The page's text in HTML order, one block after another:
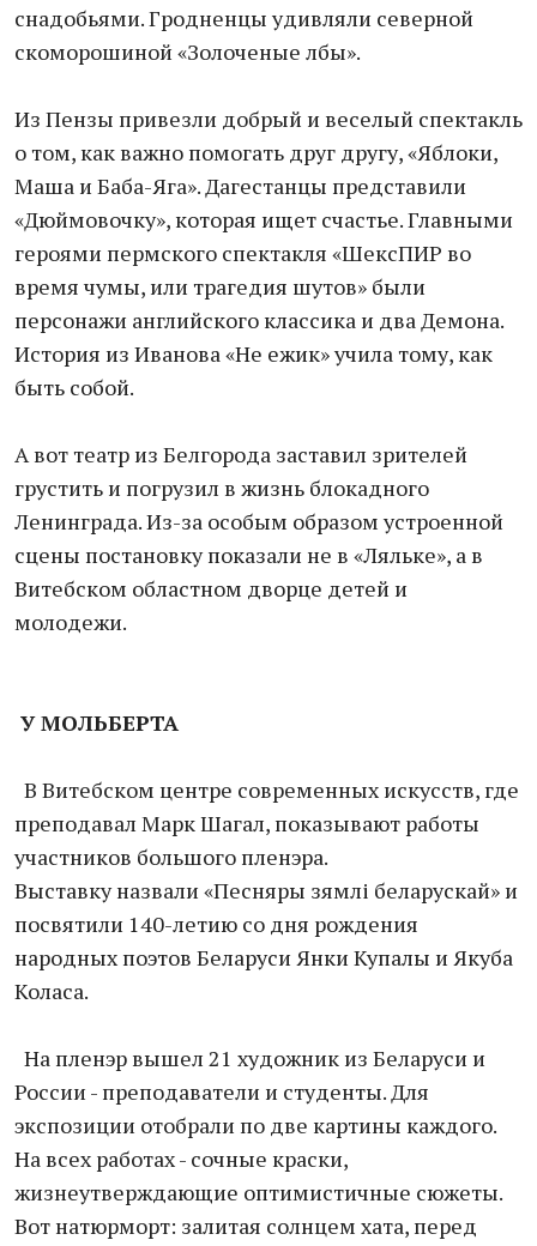
снадобьями. Гродненцы удивляли северной
скоморошиной «Золоченые лбы».
Из Пензы привезли добрый и веселый спектакль
о том, как важно помогать друг другу, «Яблоки,
Маша и Баба-Яга». Дагестанцы представили
«Дюймовочку», которая ищет счастье. Главными
героями пермского спектакля «ШексПИР во
время чумы, или трагедия шутов» были
персонажи английского классика и два Демона.
История из Иванова «Не ежик» учила тому, как
быть собой.
А вот театр из Белгорода заставил зрителей
грустить и погрузил в жизнь блокадного
Ленинграда. Из-за особым образом устроенной
сцены постановку показали не в «Ляльке», а в
Витебском областном дворце детей и
молодежи.
У МОЛЬБЕРТА
В Витебском центре современных искусств, где
преподавал Марк Шагал, показывают работы
участников большого пленэра.
Выставку назвали «Песняры зямлі беларускай» и
посвятили 140-летию со дня рождения
народных поэтов Беларуси Янки Купалы и Якуба
Коласа.
На пленэр вышел 21 художник из Беларуси и
России - преподаватели и студенты. Для
экспозиции отобрали по две картины каждого.
На всех работах - сочные краски,
жизнеутверждающие оптимистичные сюжеты.
Вот натюрморт: залитая солнцем хата, перед